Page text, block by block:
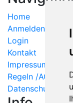
Home
Anmelden
Login
Kontakt
Impressum
Regeln /AGB